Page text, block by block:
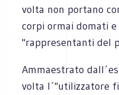
volta non portano
corpi ormai domati
"rappresentanti del
Ammaestrato
volta l´"utilizzatore